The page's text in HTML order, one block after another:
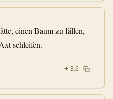
einen Baum zu fällen,
schleifen.
✦ 3.6